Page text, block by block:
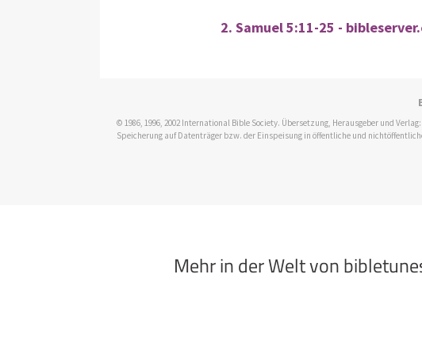
2. Samuel 5:11-25 -
© 1986, 1996, 2002 International Bible Society. Übersetzung, Herausgeber und
Speicherung auf Datenträger bzw. der Einspeisung in öffentliche und
Mehr in der Welt von